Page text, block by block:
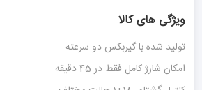
ویژگی های کالا
تولید شده با گیربکس دو سرعته
امکان شارژ کامل فقط در 45 دقیقه